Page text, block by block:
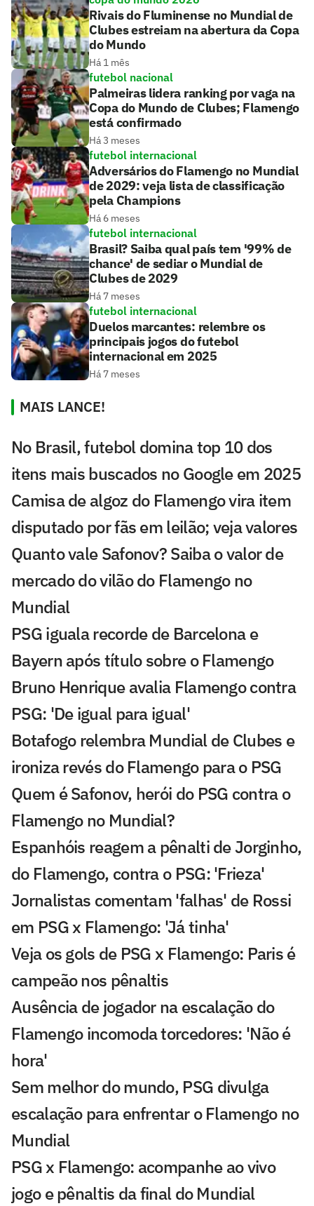
Rivais do Fluminense no Mundial de
Clubes estreiam na abertura da Copa
do Mundo
Há 1 mês
futebol nacional
Palmeiras lidera ranking por vaga na
Copa do Mundo de Clubes; Flamengo
está confirmado
Há 3 meses
futebol internacional
Adversários do Flamengo no Mundial
de 2029: veja lista de classificação
pela Champions
Há 6 meses
futebol internacional
Brasil? Saiba qual país tem '99% de
chance' de sediar o Mundial de
Clubes de 2029
Há 7 meses
futebol internacional
Duelos marcantes: relembre os
principais jogos do futebol
internacional em 2025
Há 7 meses
MAIS LANCE!
No Brasil, futebol domina top 10 dos
itens mais buscados no Google em 2025
Camisa de algoz do Flamengo vira item
disputado por fãs em leilão; veja valores
Quanto vale Safonov? Saiba o valor de
mercado do vilão do Flamengo no
Mundial
PSG iguala recorde de Barcelona e
Bayern após título sobre o Flamengo
Bruno Henrique avalia Flamengo contra
PSG: 'De igual para igual'
Botafogo relembra Mundial de Clubes e
ironiza revés do Flamengo para o PSG
Quem é Safonov, herói do PSG contra o
Flamengo no Mundial?
Espanhóis reagem a pênalti de Jorginho,
do Flamengo, contra o PSG: 'Frieza'
Jornalistas comentam 'falhas' de Rossi
em PSG x Flamengo: 'Já tinha'
Veja os gols de PSG x Flamengo: Paris é
campeão nos pênaltis
Ausência de jogador na escalação do
Flamengo incomoda torcedores: 'Não é
hora'
Sem melhor do mundo, PSG divulga
escalação para enfrentar o Flamengo no
Mundial
PSG x Flamengo: acompanhe ao vivo
jogo e pênaltis da final do Mundial